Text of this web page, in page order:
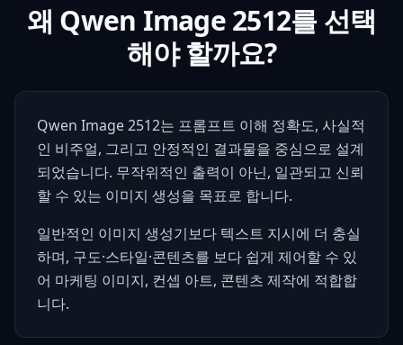
왜 Qwen Image 2512를 선택
해야 할까요?
Qwen Image 2512는 프롬프트 이해 정확도, 사실적
인 비주얼, 그리고 안정적인 결과물을 중심으로 설계
되었습니다. 무작위적인 출력이 아닌, 일관되고 신뢰
할 수 있는 이미지 생성을 목표로 합니다.
일반적인 이미지 생성기보다 텍스트 지시에 더 충실
하며, 구도·스타일·콘텐츠를 보다 쉽게 제어할 수 있
어 마케팅 이미지, 컨셉 아트, 콘텐츠 제작에 적합합
니다.